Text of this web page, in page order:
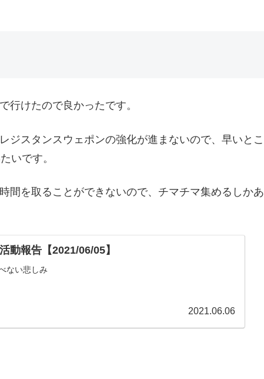
行けたので良かったです。
ジスタンスウェポンの強化が進まないので、早いとこ
いです。
間を取ることができないので、チマチマ集めるしかあ
動報告【2021/06/05】
ない悲しみ
2021.06.06